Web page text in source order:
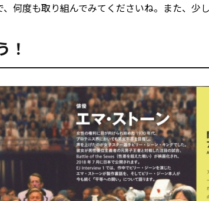
何度も取り組んでみてくださいね。また、少
！